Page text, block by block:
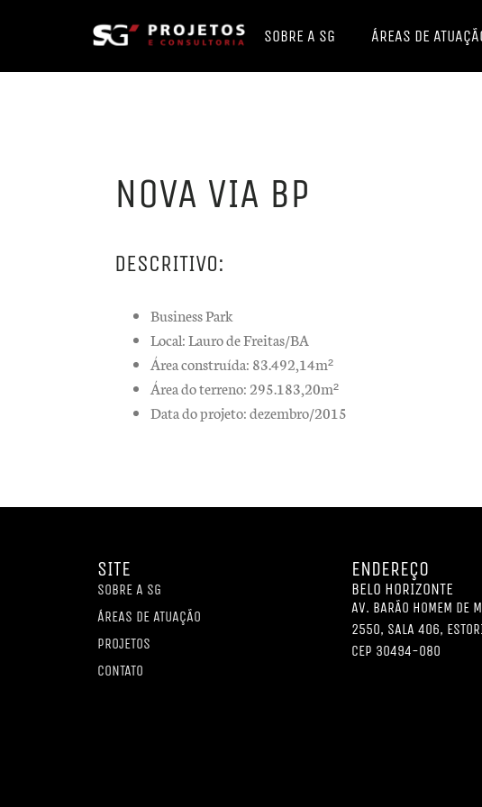
SOBRE A SG ÁREAS DE
NOVA VIA BP
DESCRITIVO:
Business Park
Local: Lauro de Freitas/BA
Área construída: 83.492,14m²
Área do terreno: 295.183,20m²
Data do projeto: dezembro/2015
SITE
SOBRE A SG
ÁREAS DE ATUAÇÃO
PROJETOS
CONTATO
ENDEREÇO
BELO HORIZONTE
AV. BARÃO HOMEM DE
2550, SALA 406,
CEP 30494-080